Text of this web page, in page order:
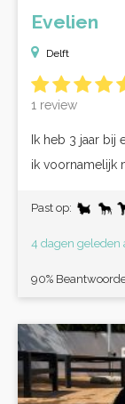
Evelien
Delft
1 review
Ik heb 3 jaar bij
ik voornamelijk
Past op:
4 dagen geleden
90%